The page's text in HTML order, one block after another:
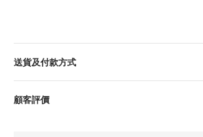
送貨及付款方式
顧客評價